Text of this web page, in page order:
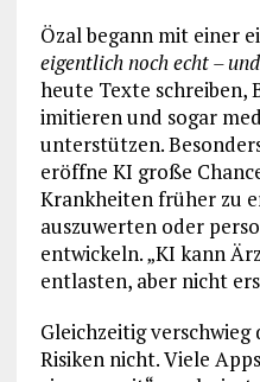
Özal begann mit einer
eigentlich noch echt –
heute Texte schreiben,
imitieren und sogar
unterstützen.
eröffne KI große
Krankheiten früher zu
auszuwerten oder
entwickeln. „KI kann
entlasten, aber nicht
Gleichzeitig
Risiken nicht. Viele